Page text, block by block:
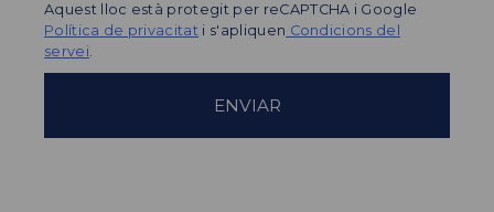
Aquest lloc està protegit per reCAPTCHA i Google
Política de privacitat i s'apliquen Condicions del
servei.